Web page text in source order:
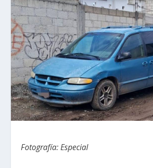
Fotografía: Especial